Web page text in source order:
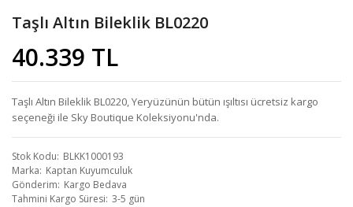
Taşlı Altın Bileklik BL0220
40.339 TL
Taşlı Altın Bileklik BL0220, Yeryüzünün bütün ışıltısı ücretsiz kargo
seçeneği ile Sky Boutique Koleksiyonu'nda.
Stok Kodu BLKK1000193
Marka Kaptan Kuyumculuk
Gönderim Kargo Bedava
Tahmini Kargo Süresi 3-5 gün